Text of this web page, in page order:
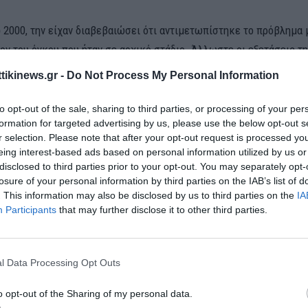
- Do Not Process My Personal Information
opt-out of the sale, sharing to third parties, or processing of your
for targeted advertising by us, please use the below opt-out
selection. Please note that after your opt-out request is processed
interest-based ads based on personal information utilized by us
to third parties prior to your opt-out. You may separately
of your personal information by third parties on the IAB’s list of
This information may also be disclosed by us to third parties on the
Participants that may further disclose it to other third parties.
Data Processing Opt Outs
opt-out of the Sharing of my personal data.
την είχαν διαβεβαιώσει ότι αντιμετωπίστηκε το πρόβλημα
του όγκου που ήταν σε αρχικό στάδιο. Άλλωστε οι εξετάσεις
μέχρι που η ίδια, 52 ετών τότε, ψηλάφησε τον Οκτώβριο του 2021
και ενημέρωσα-συμβουλεύτηκα, όπως είναι λογικό, άμεσα τον
και με ενημέρωσε ότι το πιθανότερο οφείλεται σε
μου και ότι θα το εξετάσουν εκ νέου αφού παρέλθει διάστημα
επέμενε, υποβλήθηκα σε νέο υπερηχογραφικό έλεγχο μαστού
κυτταρολογικός έλεγχος με αναρρόφηση μέσω
με τάραξε πολύ καθώς είχα περάσει ήδη προ διετίας έναν